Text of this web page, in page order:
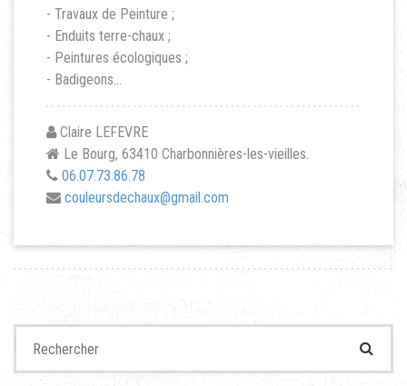
- Travaux de Peinture ;
- Enduits terre-chaux ;
- Peintures écologiques ;
- Badigeons...
Claire LEFEVRE
Le Bourg, 63410 Charbonnières-les-vieilles.
06.07.73.86.78
couleursdechaux@gmail.com